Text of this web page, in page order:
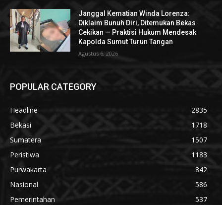
Janggal Kematian Winda Lorenza:
Diklaim Bunuh Diri, Ditemukan Bekas
Cekikan — Praktisi Hukum Mendesak
Kapolda Sumut Turun Tangan
Agustus 6, 2026
POPULAR CATEGORY
Headline
2835
Bekasi
1718
Sumatera
1507
Peristiwa
1183
Purwakarta
842
Nasional
586
Pemerintahan
537